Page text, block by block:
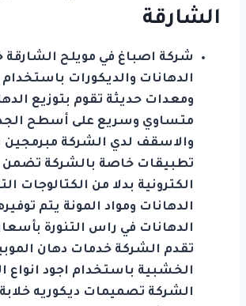
الشارقة
شركة اصباغ في مويلح الشارقة
الدهانات والديكورات باستخدام
ومعدات حديثة تقوم بتوزيع
متساوي وسريع على أسطح
والاسقف لدي الشركة مبرمجين
تطبيقات خاصة بالشركة تضمن
الكترونية بدلا من الكتالوجات
الدهانات ومواد المونة يتم
الدهانات في راس التنورة
تقدم الشركة خدمات دهان
الخشبية باستخدام اجود انواع
الشركة تصميمات ديكوريه خلابة